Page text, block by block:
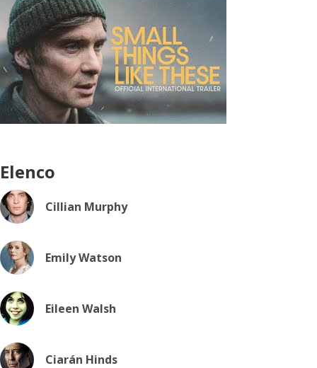
Elenco
Cillian Murphy
Emily Watson
Eileen Walsh
Ciarán Hinds